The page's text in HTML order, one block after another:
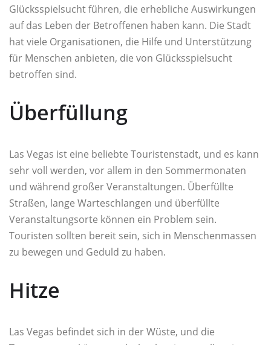
Glücksspielsucht führen, die erhebliche Auswirkungen
auf das Leben der Betroffenen haben kann. Die Stadt
hat viele Organisationen, die Hilfe und Unterstützung
für Menschen anbieten, die von Glücksspielsucht
betroffen sind.
Überfüllung
Las Vegas ist eine beliebte Touristenstadt, und es kann
sehr voll werden, vor allem in den Sommermonaten
und während großer Veranstaltungen. Überfüllte
Straßen, lange Warteschlangen und überfüllte
Veranstaltungsorte können ein Problem sein.
Touristen sollten bereit sein, sich in Menschenmassen
zu bewegen und Geduld zu haben.
Hitze
Las Vegas befindet sich in der Wüste, und die